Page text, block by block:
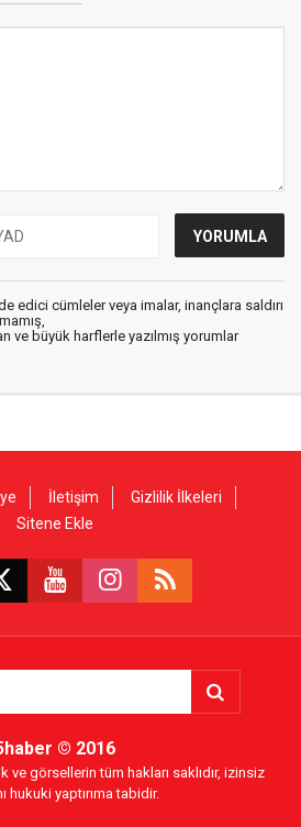
edici cümleler veya imalar, inançlara saldırı
ve büyük harflerle yazılmış yorumlar
İletişim
Gizlilik İlkeleri
Sitene Ekle
© 2016
ve görsellerin tüm hakları saklıdır, izinsiz
hukuki yaptırıma tabidir.